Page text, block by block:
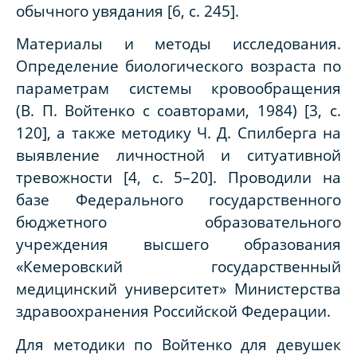
обычного увядания [6, с. 245].
Материалы и методы исследования.
Определение биологического возраста по
параметрам системы кровообращения
(В. П. Войтенко с соавторами, 1984) [3, с.
120], а также методику Ч. Д. Спилберга на
выявление личностной и ситуативной
тревожности [4, с. 5–20]. Проводили на
базе Федерального государственного
бюджетного образовательного
учреждения высшего образования
«Кемеровский государственный
медицинский университет» Министерства
здравоохранения Российской Федерации.
Для методики по Войтенко для девушек